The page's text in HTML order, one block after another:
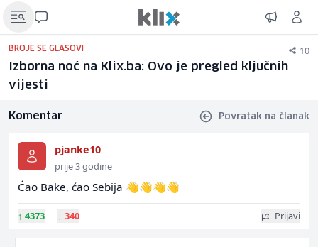
BROJE SE GLASOVI 10
Izborna noć na Klix.ba: Ovo je pregled ključnih
vijesti
Komentar Povratak na članak
pjanke10
prije 3 godine
Ćao Bake, ćao Sebija 👋👋👋👋
↑ 4373 ↓ 340 Prijavi